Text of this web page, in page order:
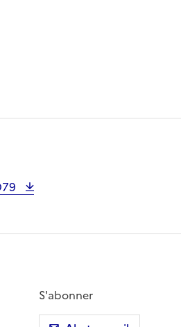
S'abonner